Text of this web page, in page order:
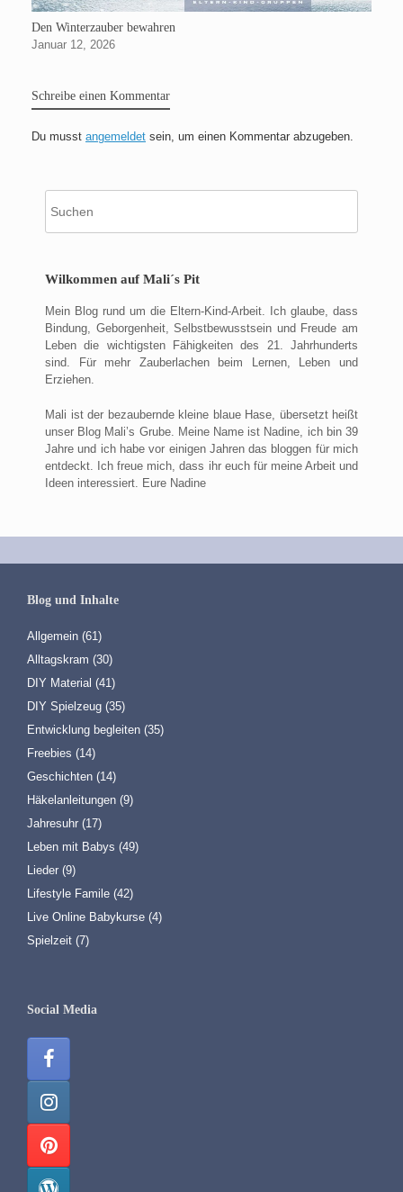
Den Winterzauber bewahren
Januar 12, 2026
Schreibe einen Kommentar
Du musst angemeldet sein, um einen Kommentar abzugeben.
nach:
Wilkommen auf Mali´s Pit
Mein Blog rund um die Eltern-Kind-Arbeit. Ich glaube, dass
Bindung, Geborgenheit, Selbstbewusstsein und Freude am
Leben die wichtigsten Fähigkeiten des 21. Jahrhunderts
sind. Für mehr Zauberlachen beim Lernen, Leben und
Erziehen.
Mali ist der bezaubernde kleine blaue Hase, übersetzt heißt
unser Blog Mali’s Grube. Meine Name ist Nadine, ich bin 39
Jahre und ich habe vor einigen Jahren das bloggen für mich
entdeckt. Ich freue mich, dass ihr euch für meine Arbeit und
Ideen interessiert. Eure Nadine
Blog und Inhalte
Allgemein (61)
Alltagskram (30)
DIY Material (41)
DIY Spielzeug (35)
Entwicklung begleiten (35)
Freebies (14)
Geschichten (14)
Häkelanleitungen (9)
Jahresuhr (17)
Leben mit Babys (49)
Lieder (9)
Lifestyle Famile (42)
Live Online Babykurse (4)
Spielzeit (7)
Social Media